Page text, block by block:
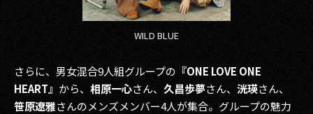
WILD BLUE
さらに、男女混合9人組グループの 『ONE LOVE ONE
HEART』 から、 相原一心さん、 久昌歩夢さん、 洸瑛さん、
笹原遼雅さんのメンズメンバー4人が集合。グループの魅力